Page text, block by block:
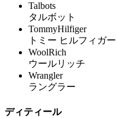
Talbots
タルボット
TommyHilfiger
トミー ヒルフィガー
WoolRich
ウールリッチ
Wrangler
ラングラー
ディティール